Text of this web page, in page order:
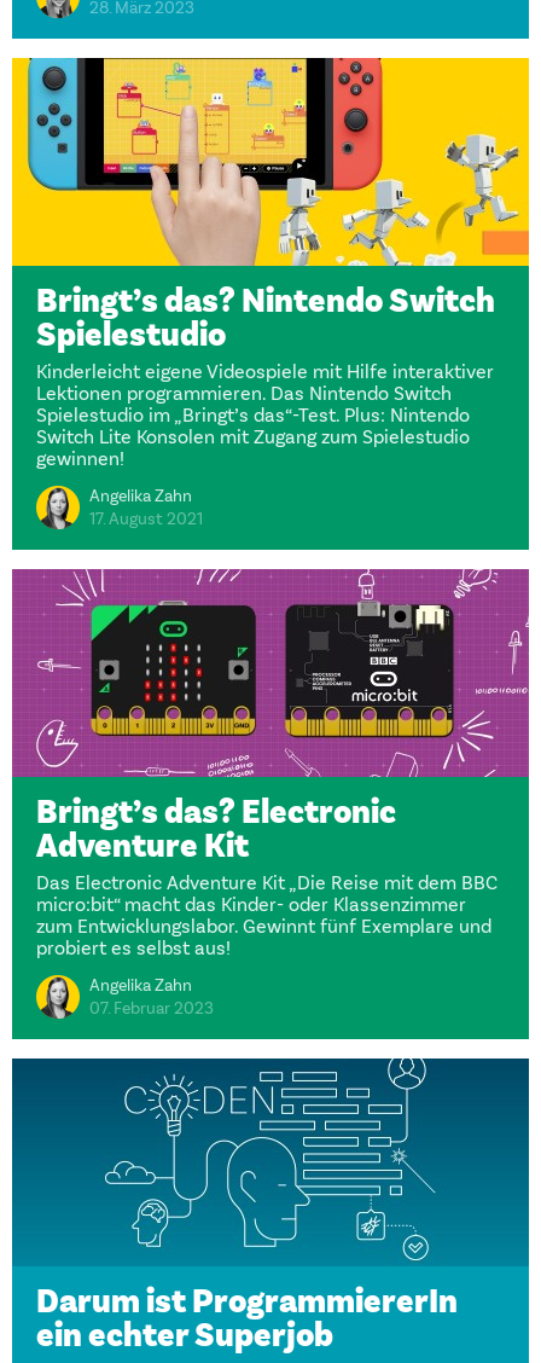
28. März 2023
Bringt’s das? Nintendo Switch
Spielestudio
Kinderleicht eigene Videospiele mit Hilfe interaktiver
Lektionen programmieren. Das Nintendo Switch
Spielestudio im „Bringt’s das“-Test. Plus: Nintendo
Switch Lite Konsolen mit Zugang zum Spielestudio
gewinnen!
Angelika Zahn
17. August 2021
Bringt’s das? Electronic
Adventure Kit
Das Electronic Adventure Kit „Die Reise mit dem BBC
micro:bit“ macht das Kinder- oder Klassenzimmer
zum Entwicklungslabor. Gewinnt fünf Exemplare und
probiert es selbst aus!
Angelika Zahn
07. Februar 2023
Darum ist ProgrammiererIn
ein echter Superjob